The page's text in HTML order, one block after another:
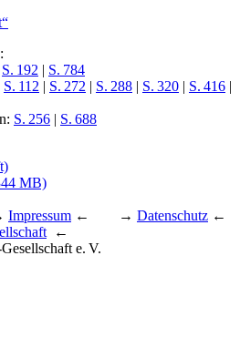
S. 192 | S. 784
S. 112 | S. 272 | S. 288 | S. 320 | S. 416 |
S. 256 | S. 688
MB)
Impressum ← → Datenschutz ←
←
e. V.